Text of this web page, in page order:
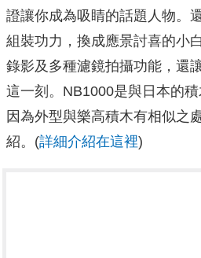
證讓你成為吸睛的話題人物。
組裝功力，換成應景討喜的小
錄影及多種濾鏡拍攝功能，還
這一刻。NB1000是與日本的
因為外型與樂高積木有相似之
紹。(詳細介紹在這裡)